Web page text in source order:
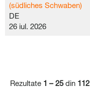
(südliches Schwaben)
DE
26 iul. 2026
Rezultate 1 – 25din 112